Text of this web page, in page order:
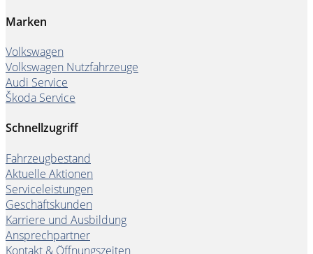
Marken
Volkswagen
Volkswagen Nutzfahrzeuge
Audi Service
Škoda Service
Schnellzugriff
Fahrzeugbestand
Aktuelle Aktionen
Serviceleistungen
Geschäftskunden
Karriere und Ausbildung
Ansprechpartner
Kontakt & Öffnungszeiten